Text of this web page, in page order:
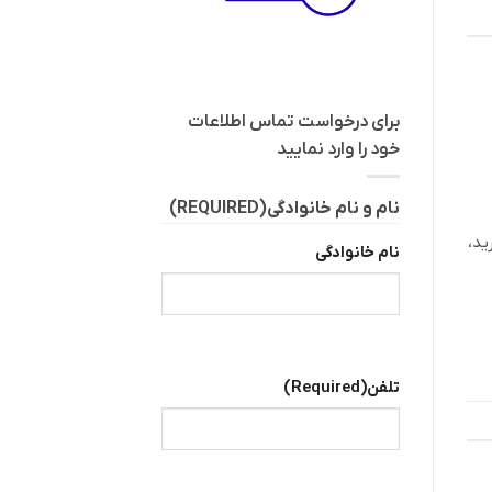
برای درخواست تماس اطلاعات
خود را وارد نمایید
نام و نام خانوادگی(REQUIRED)
نام خانوادگی
تلفن(Required)